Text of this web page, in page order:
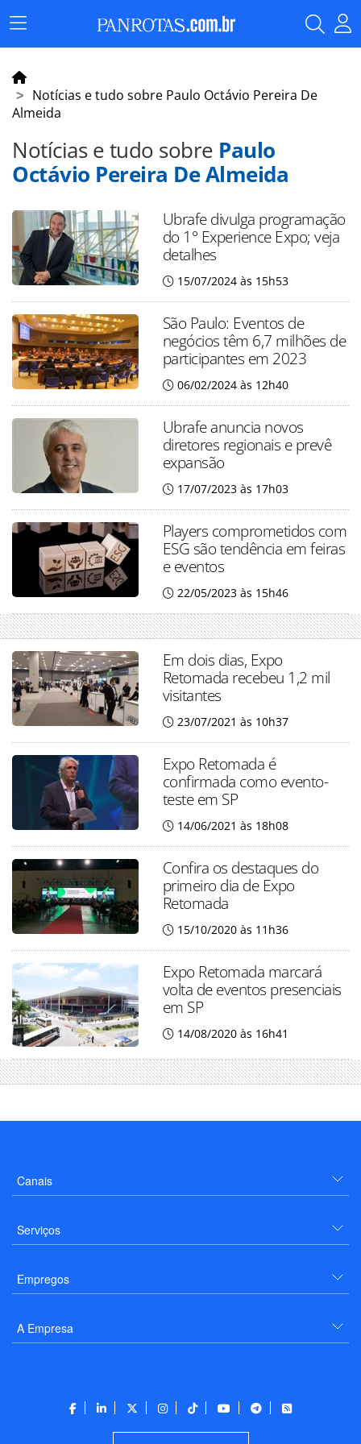
Menu
Principal
Notícias e tudo sobre Paulo Octávio Pereira De
Almeida
Notícias e tudo sobre Paulo
Octávio Pereira De Almeida
Ubrafe divulga programação
do 1° Experience Expo; veja
detalhes
15/07/2024 às 15h53
São Paulo: Eventos de
negócios têm 6,7 milhões de
participantes em 2023
06/02/2024 às 12h40
Ubrafe anuncia novos
diretores regionais e prevê
expansão
17/07/2023 às 17h03
Players comprometidos com
ESG são tendência em feiras
e eventos
22/05/2023 às 15h46
Em dois dias, Expo
Retomada recebeu 1,2 mil
visitantes
23/07/2021 às 10h37
Expo Retomada é
confirmada como evento-
teste em SP
14/06/2021 às 18h08
Confira os destaques do
primeiro dia de Expo
Retomada
15/10/2020 às 11h36
Expo Retomada marcará
volta de eventos presenciais
em SP
14/08/2020 às 16h41
Canais
Serviços
Empregos
A Empresa